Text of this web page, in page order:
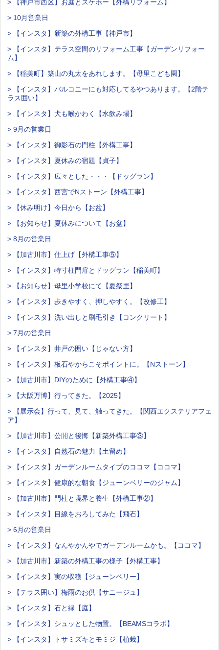
> 【神戸市西区】お庭とスケボー【外構リフォーム】
> 10月営業日
> 【インスタ】新築の外構工事【神戸市】
> 【インスタ】テラス空間のリフォーム工事【ガーデンリフォー
ム】
> 【稲美町】築山の丸太をあれします。【母里こども園】
> 【インスタ】バルコニーにも対応してるやつあります。【2階テ
ラス囲い】
> 【インスタ】犬も喉かわく【水飲み場】
> 9月の営業日
> 【インスタ】御影石の門柱【外構工事】
> 【インスタ】夏休みの宿題【貞子】
> 【インスタ】広々とした・・・【ドッグラン】
> 【インスタ】西宮でNストーン【外構工事】
> 【休み明け】今日から【お盆】
> 【お知らせ】夏休みについて【お盆】
> 8月の営業日
> 【加古川市】仕上げ【外構工事⑤】
> 【インスタ】特寸柱門扉とドッグラン【稲美町】
> 【お知らせ】母里小学校にて【夏祭里】
> 【インスタ】歩きやすく、押しやすく。【改修工】
> 【インスタ】洗い出しと刷毛引き【コンクリート】
> 7月の営業日
> 【インスタ】井戸の囲い【じゃない方】
> 【インスタ】板石やからこそポイントに。【Nストーン】
> 【加古川市】DIYのために【外構工事④】
> 【大阪万博】行ってきた。【2025】
> 【展示会】行って、見て、触ってきた。【関西エクステリアフェ
ア】
> 【加古川市】公開と後悔【新築外構工事③】
> 【インスタ】自然石の魅力【土留め】
> 【インスタ】ガーデンルームタイプのココマ【ココマ】
> 【インスタ】健康的な朝食【ジューンベリーのジャム】
> 【加古川市】門柱と境界と養生【外構工事②】
> 【インスタ】目線をおろしてみた【飛石】
> 6月の営業日
> 【インスタ】なんやかんやでガーデンルームかも。【ココマ】
> 【加古川市】新築の外構工事の様子【外構工事】
> 【インスタ】実の収穫【ジューンベリー】
> 【テラス囲い】梅雨のお供【サニージュ】
> 【インスタ】石と緑【庭】
> 【インスタ】シュッとした物置。【BEAMSコラボ】
> 【インスタ】トサミズキとモミジ【植栽】